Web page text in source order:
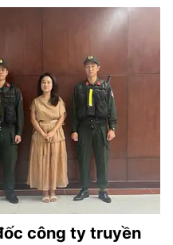
công ty truyền